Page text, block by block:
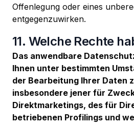
Offenlegung oder eines
entgegenzuwirken.
11. Welche Rechte
Das anwendbare
Ihnen unter bestimmten
der Bearbeitung Ihrer Daten
insbesondere jener für
Direktmarketings, des für
betriebenen Profilings und